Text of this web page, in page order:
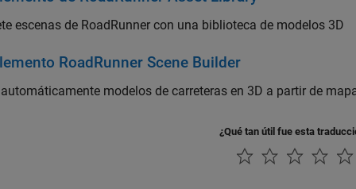
escenas de RoadRunner con una biblioteca de modelos 3D
RoadRunner Scene Builder
automáticamente modelos de carreteras en 3D a partir de
¿Qué tan útil fue esta